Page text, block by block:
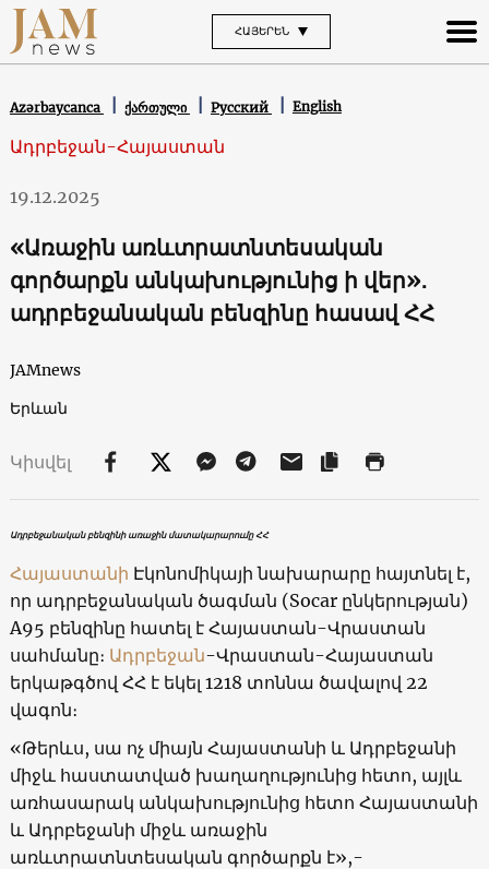
ՀԱՅԵՐԵՆ
Azərbaycanca ქართული Русский English
Ադրբեջան-Հայաստան
19.12.2025
«Առաջին առևտրատնտեսական
գործարքն անկախությունից ի վեր»․
ադրբեջանական բենզինը հասավ ՀՀ
JAMnews
Երևան
Կիսվել
Ադրբեջանական բենզինի առաջին մատակարարումը ՀՀ
Հայաստանի Էկոնոմիկայի նախարարը հայտնել է,
որ ադրբեջանական ծագման (Socar ընկերության)
A95 բենզինը հատել է Հայաստան-Վրաստան
սահմանը։ Ադրբեջան-Վրաստան-Հայաստան
երկաթգծով ՀՀ է եկել 1218 տոննա ծավալով 22
վագոն։
«Թերևս, սա ոչ միայն Հայաստանի և Ադրբեջանի
միջև հաստատված խաղաղությունից հետո, այլև
առհասարակ անկախությունից հետո Հայաստանի
և Ադրբեջանի միջև առաջին
առևտրատնտեսական գործարքն է»,-